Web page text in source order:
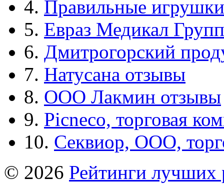
4. Правильные игрушки
5. Евраз Медикал Групп
6. Дмитрогорский
7. Натусана отзывы
8. ООО Лакмин отзывы
9. Picneco, торговая
10. Секвиор, ООО,
© 2026 Рейтинги лучших